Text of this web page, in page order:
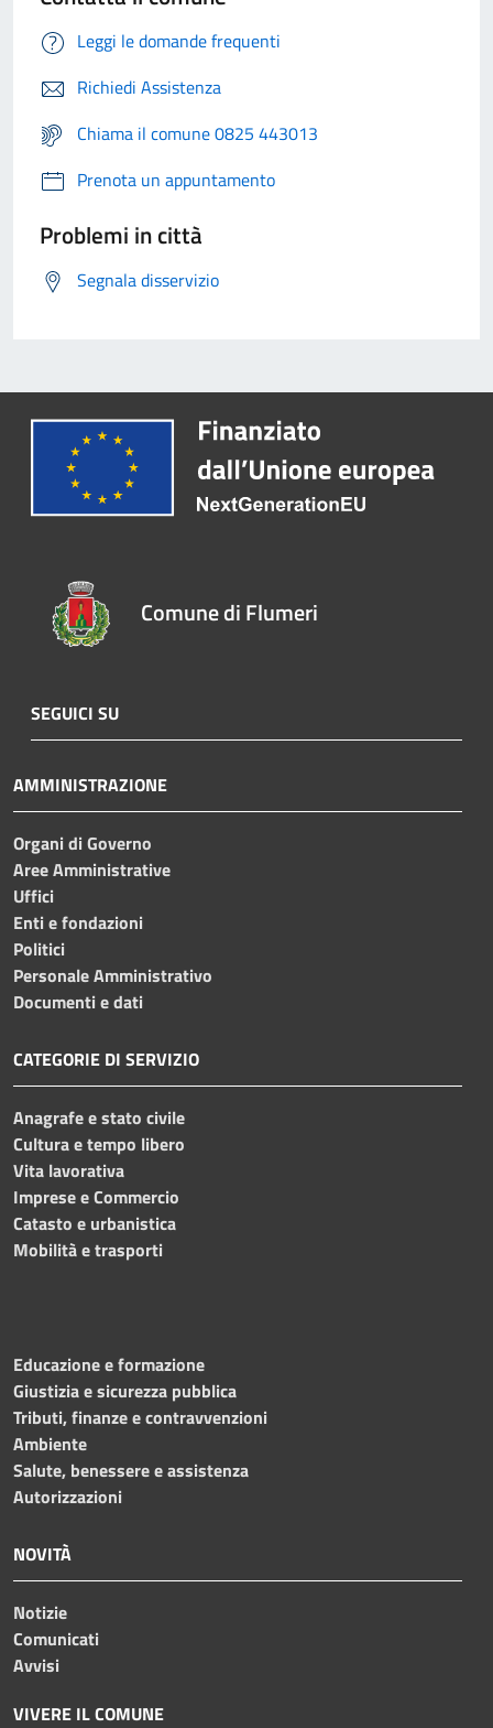
Leggi le domande frequenti
Richiedi Assistenza
Chiama il comune 0825 443013
Prenota un appuntamento
Problemi in città
Segnala disservizio
Comune di Flumeri
SEGUICI SU
AMMINISTRAZIONE
Organi di Governo
Aree Amministrative
Uffici
Enti e fondazioni
Politici
Personale Amministrativo
Documenti e dati
CATEGORIE DI SERVIZIO
Anagrafe e stato civile
Cultura e tempo libero
Vita lavorativa
Imprese e Commercio
Catasto e urbanistica
Mobilità e trasporti
Educazione e formazione
Giustizia e sicurezza pubblica
Tributi, finanze e contravvenzioni
Ambiente
Salute, benessere e assistenza
Autorizzazioni
NOVITÀ
Notizie
Comunicati
Avvisi
VIVERE IL COMUNE